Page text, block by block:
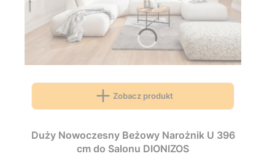
Zobacz produkt
Duży Nowoczesny Beżowy Narożnik U 396
cm do Salonu DIONIZOS